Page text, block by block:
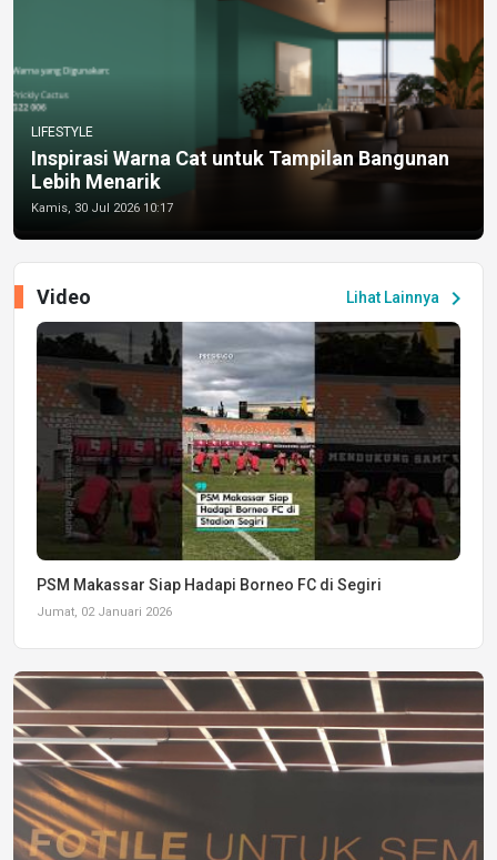
LIFESTYLE
Inspirasi Warna Cat untuk Tampilan Bangunan
Lebih Menarik
Kamis, 30 Jul 2026 10:17
Lihat Lainnya chevron_right
Video
PSM Makassar Siap Hadapi Borneo FC di Segiri
Jumat, 02 Januari 2026